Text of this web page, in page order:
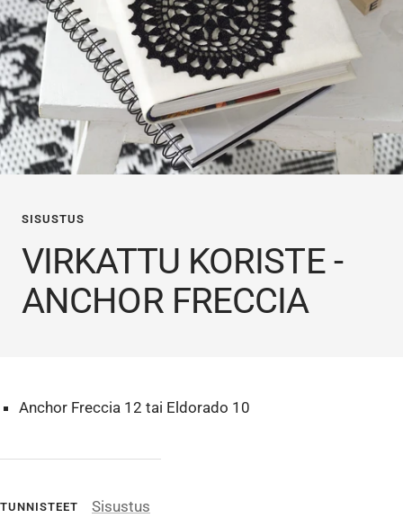
SISUSTUS
VIRKATTU KORISTE -
ANCHOR FRECCIA
TUNNISTEET Sisustus
Anchor Freccia 12 tai Eldorado 10